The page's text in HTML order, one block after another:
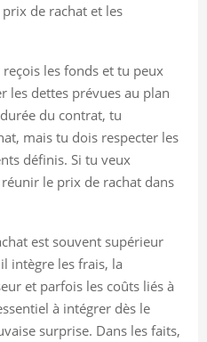
de rachat et les
les fonds et tu peux
les dettes prévues au plan
du contrat, tu
mais tu dois respecter les
définis. Si tu veux
le prix de rachat dans
est souvent supérieur
intègre les frais, la
et parfois les coûts liés à
à intégrer dès le
surprise. Dans les faits,